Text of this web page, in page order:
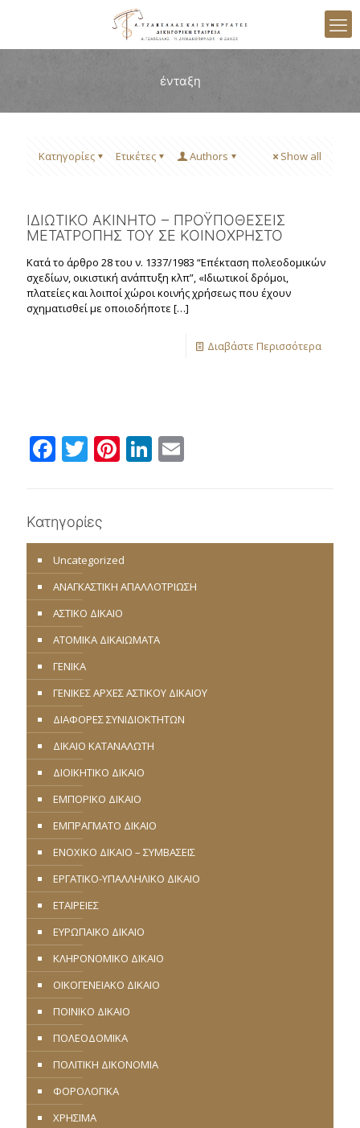
ένταξη
Κατηγορίες Ετικέτες Authors Show all
ΙΔΙΩΤΙΚΟ ΑΚΙΝΗΤΟ – ΠΡΟΫΠΟΘΕΣΕΙΣ
ΜΕΤΑΤΡΟΠΗΣ ΤΟΥ ΣΕ ΚΟΙΝΟΧΡΗΣΤΟ
Κατά το άρθρο 28 του ν. 1337/1983 “Επέκταση πολεοδομικών
σχεδίων, οικιστική ανάπτυξη κλπ”, «Ιδιωτικοί δρόμοι,
πλατείες και λοιποί χώροι κοινής χρήσεως που έχουν
σχηματισθεί με οποιοδήποτε […]
Διαβάστε Περισσότερα
Facebook
Twitter
Pinterest
LinkedIn
Κατηγορίες
Uncategorized
ΑΝΑΓΚΑΣΤΙΚΗ ΑΠΑΛΛΟΤΡΙΩΣΗ
ΑΣΤΙΚΟ ΔΙΚΑΙΟ
ΑΤΟΜΙΚΑ ΔΙΚΑΙΩΜΑΤΑ
ΓΕΝΙΚΑ
ΓΕΝΙΚΕΣ ΑΡΧΕΣ ΑΣΤΙΚΟΥ ΔΙΚΑΙΟΥ
ΔΙΑΦΟΡΕΣ ΣΥΝΙΔΙΟΚΤΗΤΩΝ
ΔΙΚΑΙΟ ΚΑΤΑΝΑΛΩΤΗ
ΔΙΟΙΚΗΤΙΚΟ ΔΙΚΑΙΟ
ΕΜΠΟΡΙΚΟ ΔΙΚΑΙΟ
ΕΜΠΡΑΓΜΑΤΟ ΔΙΚΑΙΟ
ΕΝΟΧΙΚΟ ΔΙΚΑΙΟ – ΣΥΜΒΑΣΕΙΣ
ΕΡΓΑΤΙΚΟ-ΥΠΑΛΛΗΛΙΚΟ ΔΙΚΑΙΟ
ΕΤΑΙΡΕΙΕΣ
ΕΥΡΩΠΑΪΚΟ ΔΙΚΑΙΟ
ΚΛΗΡΟΝΟΜΙΚΟ ΔΙΚΑΙΟ
ΟΙΚΟΓΕΝΕΙΑΚΟ ΔΙΚΑΙΟ
ΠΟΙΝΙΚΟ ΔΙΚΑΙΟ
ΠΟΛΕΟΔΟΜΙΚΑ
ΠΟΛΙΤΙΚΗ ΔΙΚΟΝΟΜΙΑ
ΦΟΡΟΛΟΓΙΚΑ
ΧΡΗΣΙΜΑ